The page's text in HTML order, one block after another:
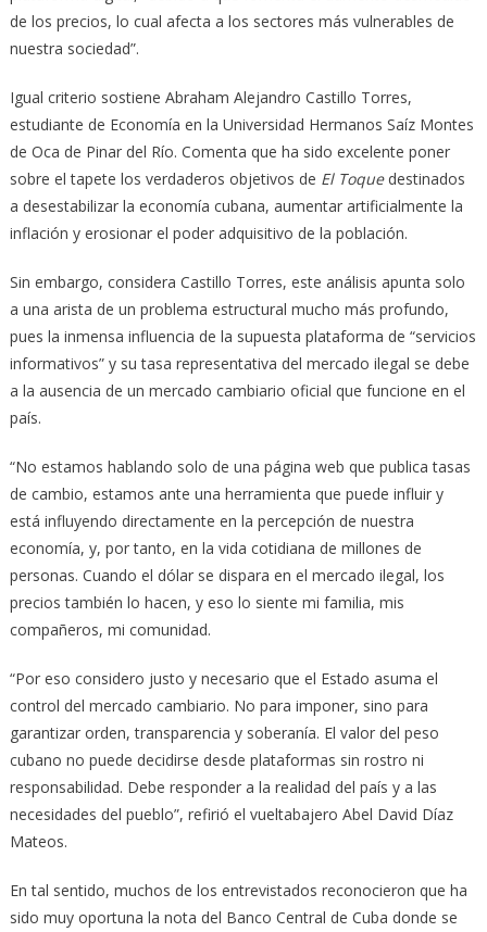
de los precios, lo cual afecta a los sectores más vulnerables de
nuestra sociedad”.
Igual criterio sostiene Abraham Alejandro Castillo Torres,
estudiante de Economía en la Universidad Hermanos Saíz Montes
de Oca de Pinar del Río. Comenta que ha sido excelente poner
sobre el tapete los verdaderos objetivos de El Toquedestinados
a desestabilizar la economía cubana, aumentar artificialmente la
inflación y erosionar el poder adquisitivo de la población.
Sin embargo, considera Castillo Torres, este análisis apunta solo
a una arista de un problema estructural mucho más profundo,
pues la inmensa influencia de la supuesta plataforma de “servicios
informativos” y su tasa representativa del mercado ilegal se debe
a la ausencia de un mercado cambiario oficial que funcione en el
país.
“No estamos hablando solo de una página web que publica tasas
de cambio, estamos ante una herramienta que puede influir y
está influyendo directamente en la percepción de nuestra
economía, y, por tanto, en la vida cotidiana de millones de
personas. Cuando el dólar se dispara en el mercado ilegal, los
precios también lo hacen, y eso lo siente mi familia, mis
compañeros, mi comunidad.
“Por eso considero justo y necesario que el Estado asuma el
control del mercado cambiario. No para imponer, sino para
garantizar orden, transparencia y soberanía. El valor del peso
cubano no puede decidirse desde plataformas sin rostro ni
responsabilidad. Debe responder a la realidad del país y a las
necesidades del pueblo”, refirió el vueltabajero Abel David Díaz
Mateos.
En tal sentido, muchos de los entrevistados reconocieron que ha
sido muy oportuna la nota del Banco Central de Cuba donde se